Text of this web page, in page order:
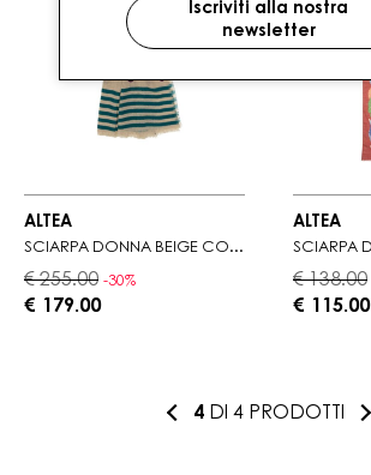
ALTEA
SCIARPA DONNA BEIGE CON POIS
€ 255.00 -30%
€ 179.00
ALTEA
€ 138.00
€ 115.00
4 DI 4 PRODOTTI
Iscriviti alla nostra
newsletter